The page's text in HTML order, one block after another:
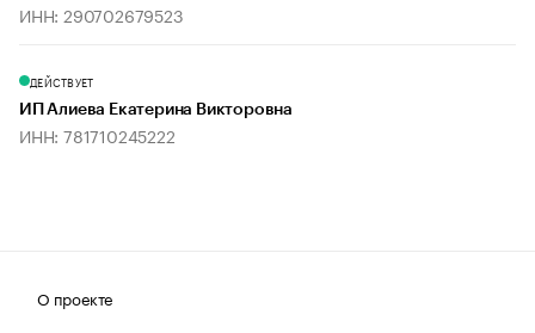
ИНН: 290702679523
ДЕЙСТВУЕТ
ИП Алиева Екатерина Викторовна
ИНН: 781710245222
О проекте